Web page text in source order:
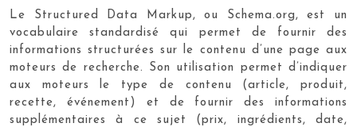
Le Structured Data Markup, ou Schema.org, est un
vocabulaire standardisé qui permet de fournir des
informations structurées sur le contenu d’une page aux
moteurs de recherche. Son utilisation permet d’indiquer
aux moteurs le type de contenu (article, produit,
recette, événement) et de fournir des informations
supplémentaires à ce sujet (prix, ingrédients, date,